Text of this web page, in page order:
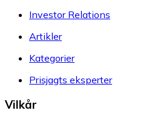
Investor Relations
Artikler
Kategorier
Prisjagts eksperter
Vilkår